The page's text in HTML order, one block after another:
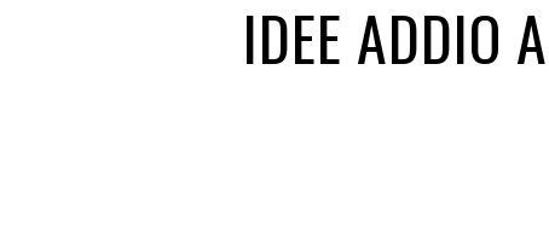
IDEE ADDIO